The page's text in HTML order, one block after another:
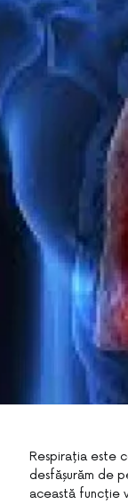
Respirația este
desfășurăm de
această funcție